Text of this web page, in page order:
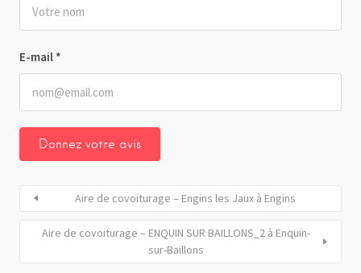
E-mail *
Aire de covoiturage – Engins les Jaux à Engins
Aire de covoiturage – ENQUIN SUR BAILLONS_2 à Enquin-
sur-Baillons